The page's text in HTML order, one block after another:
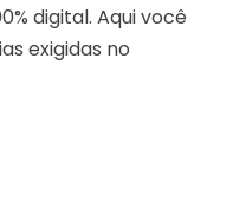
digital. Aqui você
exigidas no